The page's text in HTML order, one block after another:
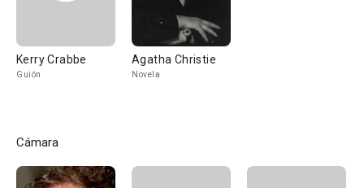
Kerry Crabbe
Guión
Agatha Christie
Novela
Cámara